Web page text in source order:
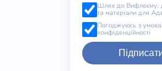
Шлях до Вифлеєму:
та матеріали для
Погоджуюсь з
конфіденційності